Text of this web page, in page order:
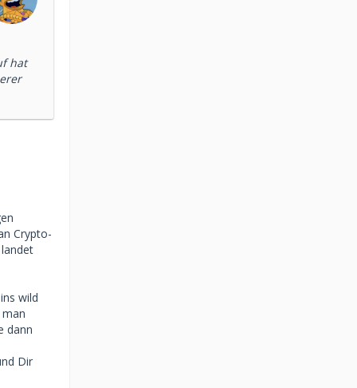
hat
Crypto-
wild
dann
Dir